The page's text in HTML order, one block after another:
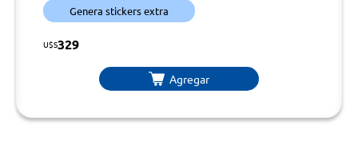
Genera stickers extra
U$S329
Agregar